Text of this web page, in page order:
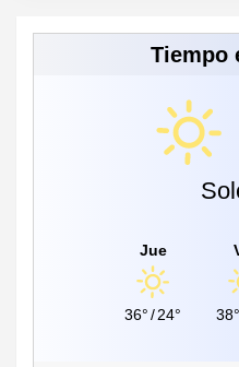
Tiempo
Jue
36°/24° 38°